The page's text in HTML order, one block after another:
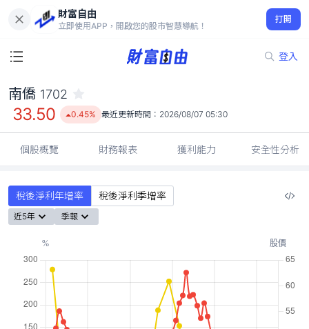
財富自由
立即使用APP，開啟您的股市智慧導航！
打開
登入
33.50
0.45%
南僑 1702
33.50 0.45% 最近更新時間： 2026/08/07 05:30
個股概覽 財務報表 獲利能力 安全性分析
稅後淨利年增率 稅後淨利季增率
近5年 季報